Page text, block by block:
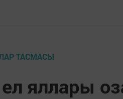
ТАСМАСЫ
яллары